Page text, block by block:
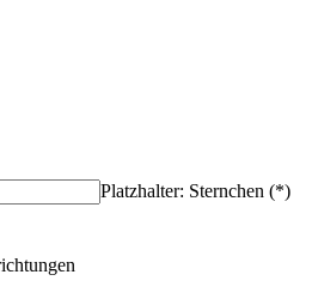
Platzhalter: Sternchen (*)